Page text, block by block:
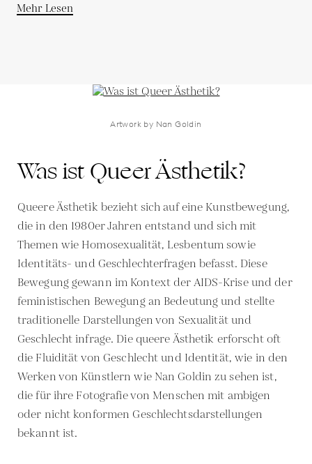
Mehr Lesen
Artwork by Nan Goldin
Was ist Queer Ästhetik?
Queere Ästhetik bezieht sich auf eine Kunstbewegung,
die in den 1980er Jahren entstand und sich mit
Themen wie Homosexualität, Lesbentum sowie
Identitäts- und Geschlechterfragen befasst. Diese
Bewegung gewann im Kontext der AIDS-Krise und der
feministischen Bewegung an Bedeutung und stellte
traditionelle Darstellungen von Sexualität und
Geschlecht infrage. Die queere Ästhetik erforscht oft
die Fluidität von Geschlecht und Identität, wie in den
Werken von Künstlern wie Nan Goldin zu sehen ist,
die für ihre Fotografie von Menschen mit ambigen
oder nicht konformen Geschlechtsdarstellungen
bekannt ist.